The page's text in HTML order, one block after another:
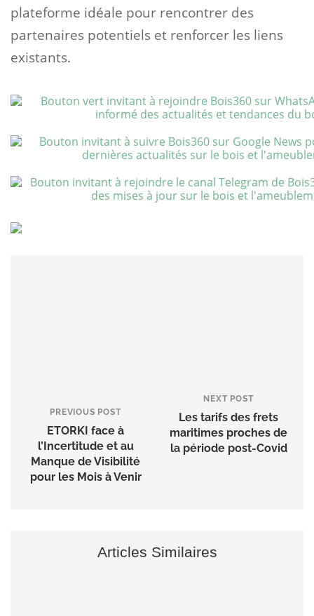
plateforme idéale pour rencontrer des
partenaires potentiels et renforcer les liens
existants.
PREVIOUS POST
ETORKI face à
l’Incertitude et au
Manque de Visibilité
pour les Mois à Venir
NEXT POST
Les tarifs des frets
maritimes proches de
la période post-Covid
Articles Similaires